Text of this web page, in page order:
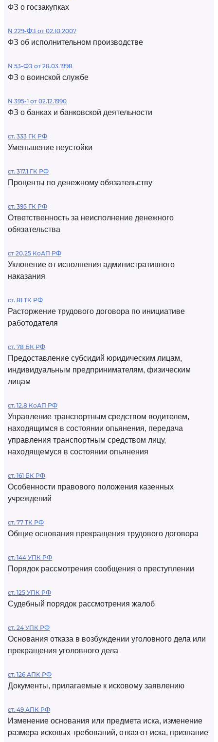
ФЗ о госзакупках
N 229-ФЗ от 02.10.2007
ФЗ об исполнительном производстве
N 53-ФЗ от 28.03.1998
ФЗ о воинской службе
N 395-1 от 02.12.1990
ФЗ о банках и банковской деятельности
ст. 333 ГК РФ
Уменьшение неустойки
ст. 317.1 ГК РФ
Проценты по денежному обязательству
ст. 395 ГК РФ
Ответственность за неисполнение денежного
обязательства
ст 20.25 КоАП РФ
Уклонение от исполнения административного
наказания
ст. 81 ТК РФ
Расторжение трудового договора по инициативе
работодателя
ст. 78 БК РФ
Предоставление субсидий юридическим лицам,
индивидуальным предпринимателям, физическим
лицам
ст. 12.8 КоАП РФ
Управление транспортным средством водителем,
находящимся в состоянии опьянения, передача
управления транспортным средством лицу,
находящемуся в состоянии опьянения
ст. 161 БК РФ
Особенности правового положения казенных
учреждений
ст. 77 ТК РФ
Общие основания прекращения трудового договора
ст. 144 УПК РФ
Порядок рассмотрения сообщения о преступлении
ст. 125 УПК РФ
Судебный порядок рассмотрения жалоб
ст. 24 УПК РФ
Основания отказа в возбуждении уголовного дела или
прекращения уголовного дела
ст. 126 АПК РФ
Документы, прилагаемые к исковому заявлению
ст. 49 АПК РФ
Изменение основания или предмета иска, изменение
размера исковых требований, отказ от иска, признание